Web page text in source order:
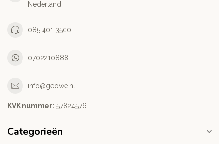
Nederland
085 401 3500
0702210888
info@geowe.nl
KVK nummer: ‭57824576‬
Categorieën